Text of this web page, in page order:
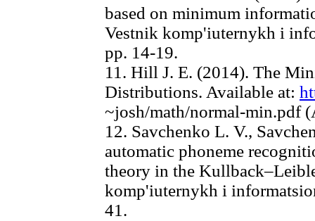
based on minimum
Vestnik komp'iuternykh i
pp. 14-19.
11. Hill J. E. (2014). The
Distributions. Available at:
~josh/math/normal-min.pdf
12. Savchenko L. V.,
automatic phoneme
theory in the
komp'iuternykh i
41.